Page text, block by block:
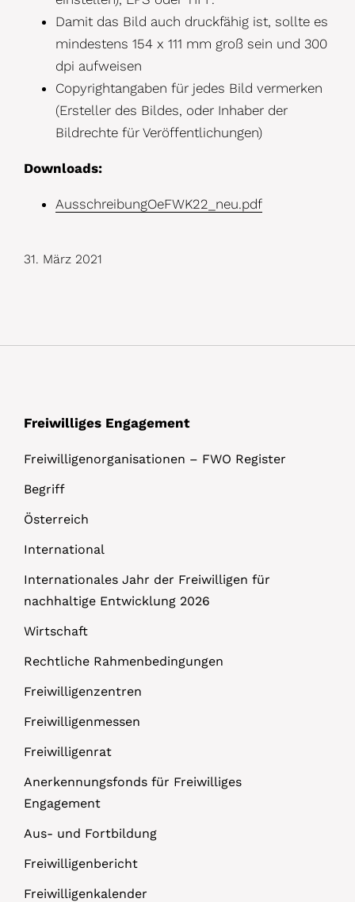
Damit das Bild auch druckfähig ist, sollte es
mindestens 154 x 111 mm groß sein und 300
dpi aufweisen
Copyrightangaben für jedes Bild vermerken
(Ersteller des Bildes, oder Inhaber der
Bildrechte für Veröffentlichungen)
Downloads:
AusschreibungOeFWK22_neu.pdf
31. März 2021
Freiwilliges Engagement
Freiwilligenorganisationen – FWO Register
Begriff
Österreich
International
Internationales Jahr der Freiwilligen für
nachhaltige Entwicklung 2026
Wirtschaft
Rechtliche Rahmenbedingungen
Freiwilligenzentren
Freiwilligenmessen
Freiwilligenrat
Anerkennungsfonds für Freiwilliges
Engagement
Aus- und Fortbildung
Freiwilligenbericht
Freiwilligenkalender